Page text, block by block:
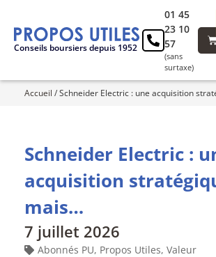
Conseils boursiers depuis 1952
01 45
23 10
57
(sans
surtaxe)
Accueil /Schneider Electric : une acquisition
Schneider Electric :
acquisition
mais…
7 juillet 2026
Abonnés PU, Propos Utiles, Valeur